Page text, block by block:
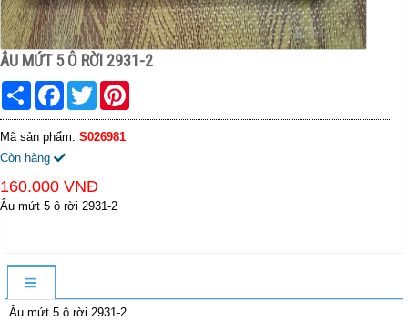
ÂU MỨT 5 Ô RỜI 2931-2
Share FacebookTwitter
Mã sản phẩm: S026981
Còn hàng
160.000 VNĐ
Âu mứt 5 ô rời 2931-2
Âu mứt 5 ô rời 2931-2